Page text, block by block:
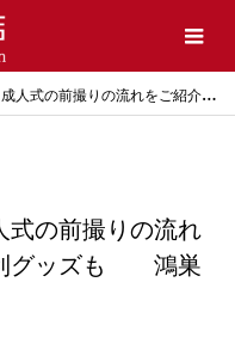
流れをご紹介準備する物や便利グッズも 鴻巣店
式の前撮りの流れ
利グッズも 鴻巣